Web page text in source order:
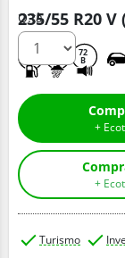
235/55 R20 V
72
B
Q.tà
Turismo